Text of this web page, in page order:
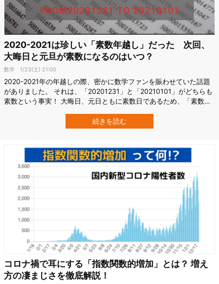
2020-2021は珍しい「素数年越し」だった 次回、
大晦日と元旦が素数になるのはいつ？
数学 1/23(土) 21:00
2020-2021年の年越しの際、密かに数学ファンを賑わせていた話題
がありました。 それは、「20201231」と「20210101」がどちらも
素数という事実！ 大晦日、元日ともに素数日であるため、「素数年
なりました。 この「素数年越し」どうやら珍しいと言われています
が、実際のところどうなのでしょうか？ そして、次回の素数年越し
続きを読む
コロナ禍で耳にする「指数関数的増加」とは？ 増え
方の凄まじさを徹底解説！